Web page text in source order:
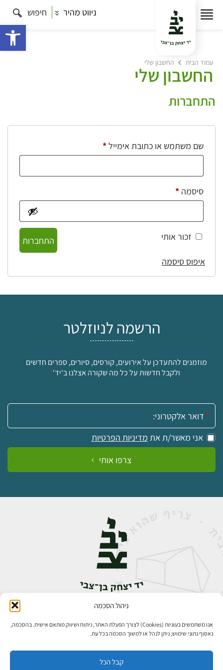
ניהול הסכמה
אנו משתמשים בעוגיות (Cookies) לצורך הפעלת האתר, ניתוח ושיווק מותאם אישית. בהסכמה,
נאסוף נתוני שימוש; ניתן לנהל או למשוך הסכמה בכל עת.
קבל הכל
ניווט מהיר חיפוש
עמוד הבית החשבון שלי
החשבון שלי
התחברות
שם משתמש או כתובת אימייל*חובה
סיסמה *חובה
זכור אותי
התחברות
איפוס סיסמה
הרשמה לניוזלטר
מוזמנים להתעדכן על אירועים, קורסים, סיורים, ספרים חדשים
ולקבל חדשות על כל מה שקורה אצלנו ב'יד'
אימייל:
אני מאשר/ת את מדיניות הפרטיות
צרפו אותי
אבן גבירול 14, רחביה, ירושלים